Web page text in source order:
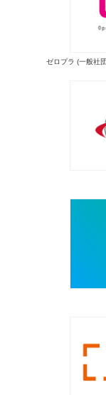
ゼロプラ (一般社